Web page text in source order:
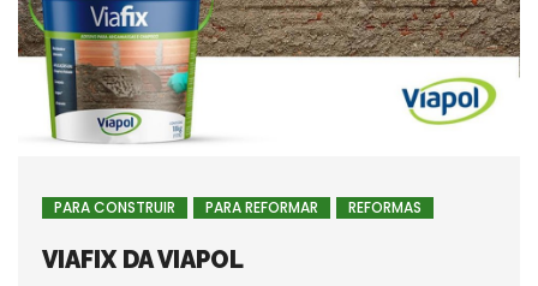
PARA CONSTRUIR PARA REFORMAR REFORMAS
VIAFIX DA VIAPOL